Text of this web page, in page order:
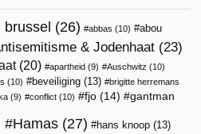
brussel (26) abbas (10)
abou
& Jodenhaat (23)
(20) apartheid (9) Auschwitz (10)
(10) beveiliging (13)
brigitte herremans
(9) conflict (10) fjo (14) gantman
Hamas (27) hans knoop (13)